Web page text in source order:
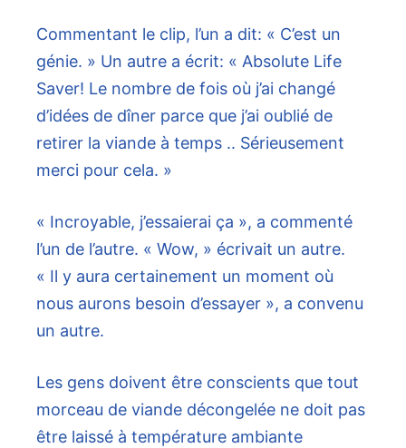
Commentant le clip, l’un a dit: « C’est un
génie. » Un autre a écrit: « Absolute Life
Saver! Le nombre de fois où j’ai changé
d’idées de dîner parce que j’ai oublié de
retirer la viande à temps .. Sérieusement
merci pour cela. »
« Incroyable, j’essaierai ça », a commenté
l’un de l’autre. « Wow, » écrivait un autre.
« Il y aura certainement un moment où
nous aurons besoin d’essayer », a convenu
un autre.
Les gens doivent être conscients que tout
morceau de viande décongelée ne doit pas
être laissé à température ambiante